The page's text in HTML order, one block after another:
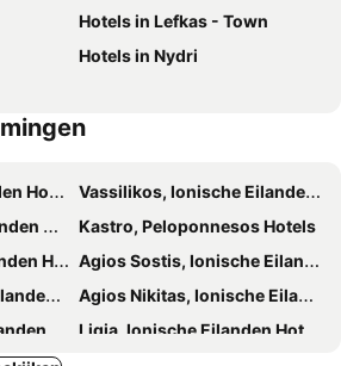
Madouri
Scuba Diving
Dexia
Ioannis
Petanoi
Lourdas
Sami Acropolis
Hotels in Lefkas - Town
Hotels in Nydri
Vassilikos, Ionische Eilanden Hotels
Kastro, Peloponnesos Hotels
Hotels
Agios Sostis, Ionische Eilanden Hotels
Hotels
Agios Nikitas, Ionische Eilanden Hotels
Hotels
Ligia, Ionische Eilanden Hotels